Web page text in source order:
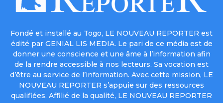
Fondé et installé au Togo, LE NOUVEAU REPORTER est
édité par GENIAL LIS MEDIA. Le pari de ce média est de
donner une conscience et une âme à l’information afin
de la rendre accessible à nos lecteurs. Sa vocation est
d’être au service de l’information. Avec cette mission, LE
NOUVEAU REPORTER s’appuie sur des ressources
qualifiées. Affilié de la qualité, LE NOUVEAU REPORTER